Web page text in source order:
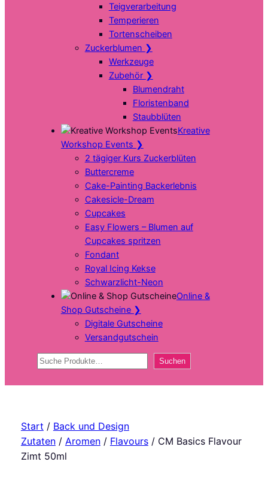
Teigverarbeitung
Temperieren
Tortenscheiben
Zuckerblumen ❯
Werkzeuge
Zubehör ❯
Blumendraht
Floristenband
Staubblüten
Kreative
Workshop Events ❯
2 tägiger Kurs Zuckerblüten
Buttercreme
Cake-Painting Backerlebnis
Cakesicle-Dream
Cupcakes
Easy Flowers – Blumen auf
Cupcakes spritzen
Fondant
Royal Icing Kekse
Schwarzlicht-Neon
Online &
Shop Gutscheine ❯
Digitale Gutscheine
Versandgutschein
Suchen Suchen
Start / Back und Design
Zutaten/ Aromen/ Flavours/ CM Basics Flavour
Zimt 50ml